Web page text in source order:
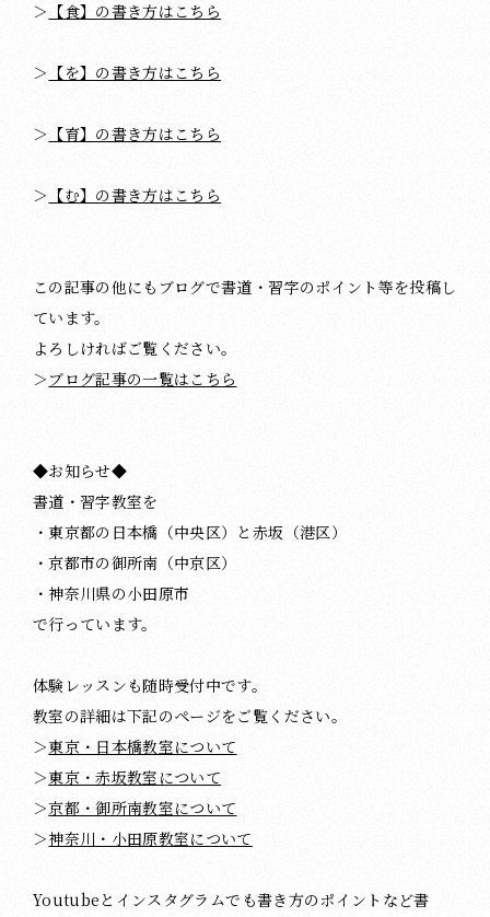
＞ 【食】の書き方はこちら
＞ 【を】の書き方はこちら
＞ 【育】の書き方はこちら
＞ 【む】の書き方はこちら
この記事の他にもブログで書道・習字のポイント等を投稿し
ています。
よろしければご覧ください。
＞ ブログ記事の一覧はこちら
◆お知らせ◆
書道・習字教室を
・東京都の日本橋（中央区）と赤坂（港区）
・京都市の御所南（中京区）
・神奈川県の小田原市
で行っています。
体験レッスンも随時受付中です。
教室の詳細は下記のページをご覧ください。
＞東京・日本橋教室について
＞東京・赤坂教室について
＞京都・御所南教室について
＞神奈川・小田原教室について
Youtubeとインスタグラムでも書き方のポイントなど書